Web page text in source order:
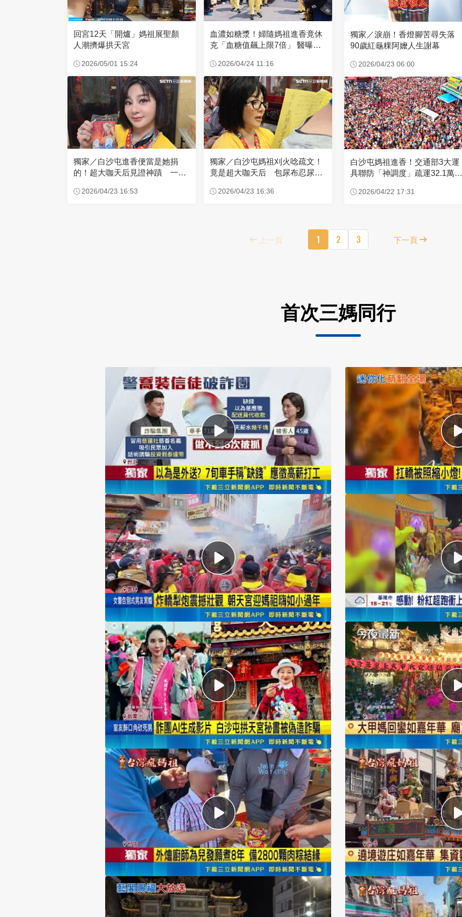
回宮12天「開爐」媽祖展聖顏
人潮擠爆拱天宮
2026/05/01 15:24
血濃如糖漿！婦隨媽祖進香竟休
克「血糖值飆上限7倍」 醫曝原
2026/04/24 11:16
獨家／白沙屯進香便當是她捐
的！超大咖天后見證神蹟 一靠
2026/04/23 16:53
獨家／白沙屯媽祖刈火唸疏文！
竟是超大咖天后 包尿布忍尿5
2026/04/23 16:36
獨家／淚崩！香燈腳苦尋失落
90歲紅龜粿阿嬤人生謝幕
2026/04/23 06:00
白沙屯媽祖進香！交通部3大運
具聯防「神調度」疏運32.1萬創
2026/04/22 17:31
上一頁 1 2 3 下一頁
首次三媽同行